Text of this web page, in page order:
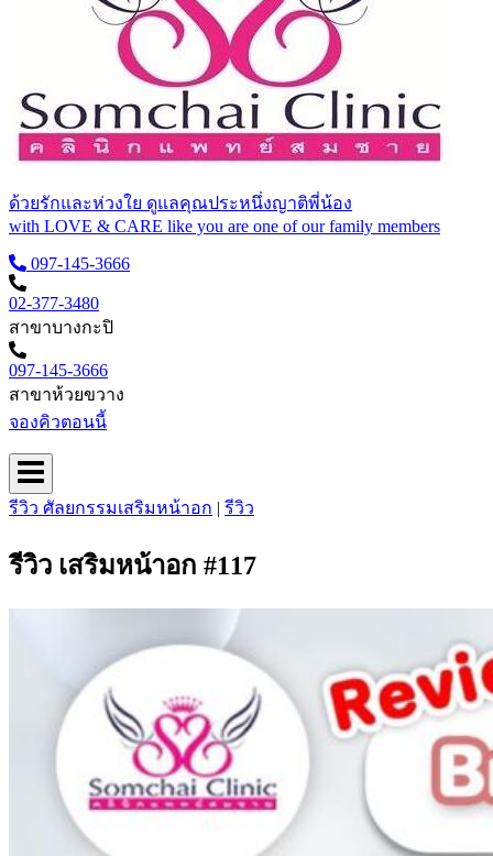
ด้วยรักและห่วงใย ดูแลคุณประหนึ่งญาติพี่น้อง
with LOVE & CARE like you are one of our family members
097-145-3666
02-377-3480
สาขาบางกะปิ
097-145-3666
สาขาห้วยขวาง
จองคิวตอนนี้
รีวิว ศัลยกรรมเสริมหน้าอก | รีวิว
รีวิว เสริมหน้าอก #117